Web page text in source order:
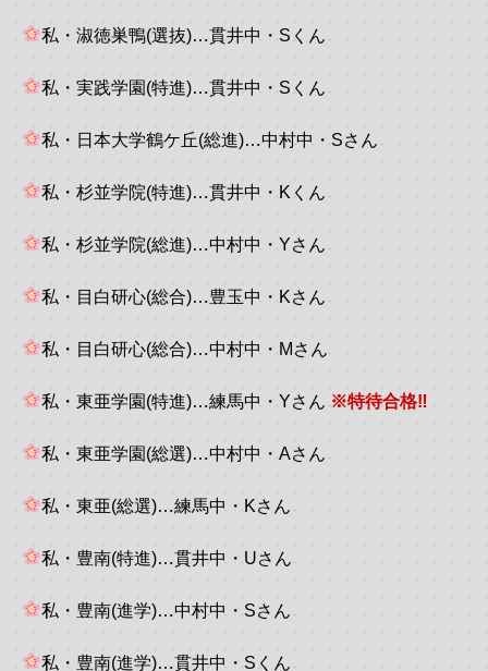
私・淑徳巣鴨(選抜)…貫井中・Sくん
私・実践学園(特進)…貫井中・Sくん
私・日本大学鶴ケ丘(総進)…中村中・Sさん
私・杉並学院(特進)…貫井中・Kくん
私・杉並学院(総進)…中村中・Yさん
私・目白研心(総合)…豊玉中・Kさん
私・目白研心(総合)…中村中・Mさん
私・東亜学園(特進)…練馬中・Yさん※特待合格‼
私・東亜学園(総選)…中村中・Aさん
私・東亜(総選)…練馬中・Kさん
私・豊南(特進)…貫井中・Uさん
私・豊南(進学)…中村中・Sさん
私・豊南(進学)…貫井中・Sくん